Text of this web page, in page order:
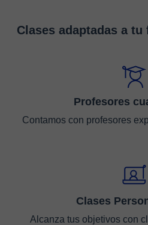
Clases adaptadas a
Profesores
Contamos con profesores
Clases
Alcanza tus objetivos con